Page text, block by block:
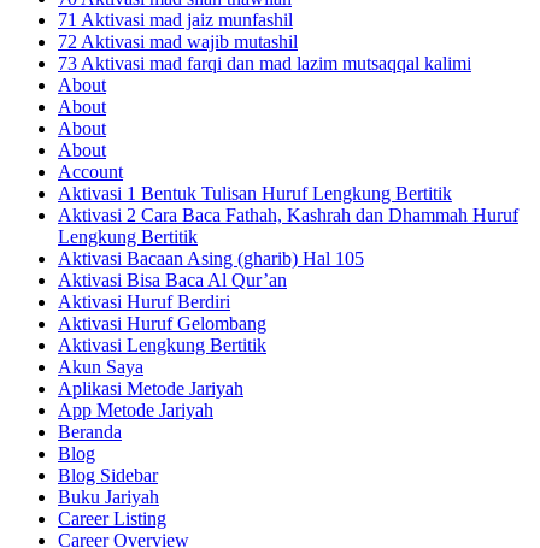
71 Aktivasi mad jaiz munfashil
72 Aktivasi mad wajib mutashil
73 Aktivasi mad farqi dan mad lazim mutsaqqal kalimi
About
About
About
About
Account
Aktivasi 1 Bentuk Tulisan Huruf Lengkung Bertitik
Aktivasi 2 Cara Baca Fathah, Kashrah dan Dhammah Huruf
Lengkung Bertitik
Aktivasi Bacaan Asing (gharib) Hal 105
Aktivasi Bisa Baca Al Qur’an
Aktivasi Huruf Berdiri
Aktivasi Huruf Gelombang
Aktivasi Lengkung Bertitik
Akun Saya
Aplikasi Metode Jariyah
App Metode Jariyah
Beranda
Blog
Blog Sidebar
Buku Jariyah
Career Listing
Career Overview